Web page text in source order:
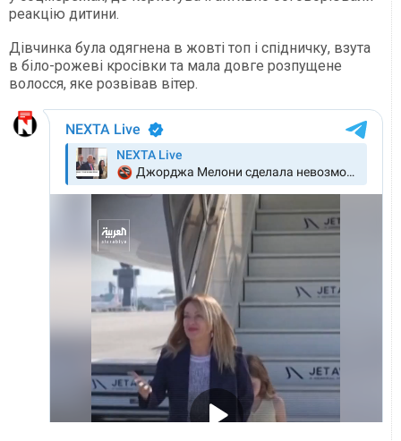
реакцію дитини.
Дівчинка була одягнена в жовті топ і спідничку, взута
в біло-рожеві кросівки та мала довге розпущене
волосся, яке розвівав вітер.